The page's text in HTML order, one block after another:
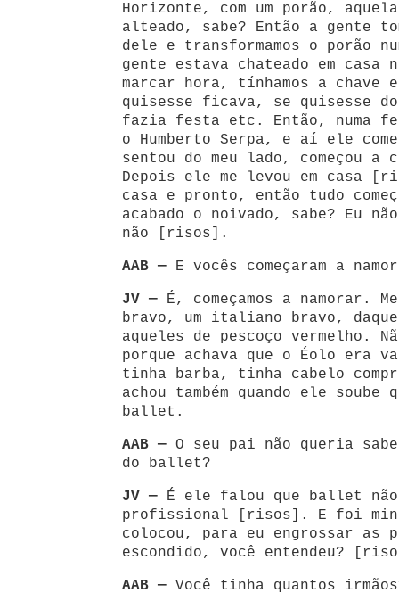
Horizonte, com um porão,
alteado, sabe? Então a gente
dele e transformamos o porão
gente estava chateado em casa
marcar hora, tínhamos a
quisesse ficava, se quisesse
fazia festa etc. Então, numa
o Humberto Serpa, e aí ele
sentou do meu lado, começou a
Depois ele me levou em casa
casa e pronto, então tudo
acabado o noivado, sabe? Eu
não [risos].
AAB — E vocês começaram a
JV — É, começamos a namorar.
bravo, um italiano bravo,
aqueles de pescoço vermelho.
porque achava que o Éolo era
tinha barba, tinha cabelo
achou também quando ele soube
ballet.
AAB — O seu pai não queria
do ballet?
JV — É ele falou que ballet
profissional [risos]. E foi
colocou, para eu engrossar as
escondido, você entendeu?
AAB — Você tinha quantos